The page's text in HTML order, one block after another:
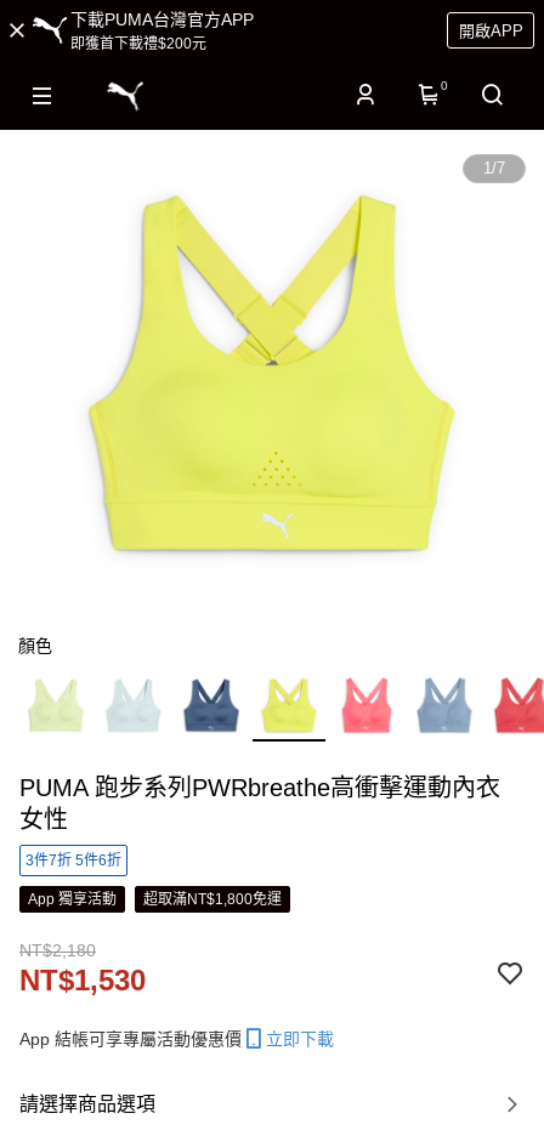
下載PUMA台灣官方APP
即獲首下載禮$200元
開啟APP
0
1/7
顏色
PUMA 跑步系列PWRbreathe高衝擊運動內衣
女性
3件7折 5件6折
App 獨享活動 超取滿NT$1,800免運
NT$2,180
NT$1,530
App 結帳可享專屬活動優惠價 立即下載
請選擇商品選項